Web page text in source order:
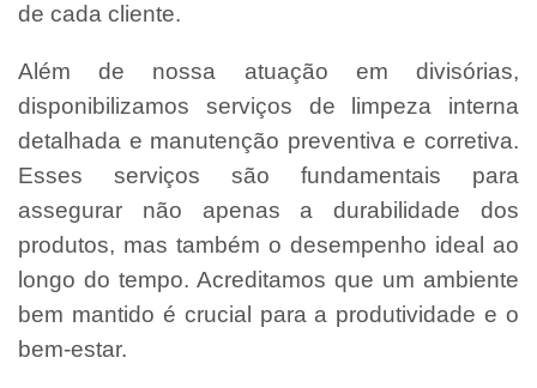
de cada cliente.
Além de nossa atuação em divisórias,
disponibilizamos serviços de limpeza interna
detalhada e manutenção preventiva e corretiva.
Esses serviços são fundamentais para
assegurar não apenas a durabilidade dos
produtos, mas também o desempenho ideal ao
longo do tempo. Acreditamos que um ambiente
bem mantido é crucial para a produtividade e o
bem-estar.